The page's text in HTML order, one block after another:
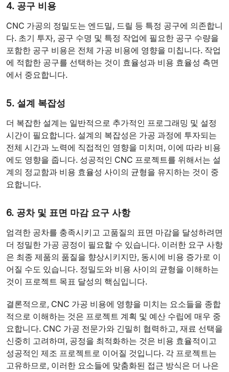
4. 공구 비용
CNC 가공의 정밀도는 엔드밀, 드릴 등 특정 공구에 의존합니
다. 초기 투자, 공구 수명 및 특정 작업에 필요한 공구 수량을
포함한 공구 비용은 전체 가공 비용에 영향을 미칩니다. 작업
에 적합한 공구를 선택하는 것이 효율성과 비용 효율성 측면
에서 중요합니다.
5. 설계 복잡성
더 복잡한 설계는 일반적으로 추가적인 프로그래밍 및 설정
시간이 필요합니다. 설계의 복잡성은 가공 과정에 투자되는
전체 시간과 노력에 직접적인 영향을 미치며, 이에 따라 비용
에도 영향을 줍니다. 성공적인 CNC 프로젝트를 위해서는 설
계의 정교함과 비용 효율성 사이의 균형을 유지하는 것이 중
요합니다.
6. 공차 및 표면 마감 요구 사항
엄격한 공차를 충족시키고 고품질의 표면 마감을 달성하려면
더 정밀한 가공 공정이 필요할 수 있습니다. 이러한 요구 사항
은 최종 제품의 품질을 향상시키지만, 동시에 비용 증가로 이
어질 수도 있습니다. 정밀도와 비용 사이의 균형을 이해하는
것이 프로젝트 목표 달성의 핵심입니다.
결론적으로, CNC 가공 비용에 영향을 미치는 요소들을 종합
적으로 이해하는 것은 프로젝트 계획 및 예산 수립에 매우 중
요합니다. CNC 가공 전문가와 긴밀히 협력하고, 재료 선택을
신중히 고려하며, 공정을 최적화하는 것은 비용 효율적이고
성공적인 제조 프로젝트로 이어질 것입니다. 각 프로젝트는
고유하므로, 이러한 요소들에 맞춤화된 접근 방식은 더 나은